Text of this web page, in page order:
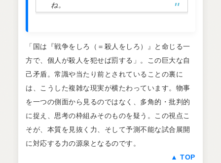
ね。
「国は『戦争をしろ（＝殺人をしろ）』と命じる一
方で、個人が殺人を犯せば罰する」。この巨大な自
己矛盾。常識や当たり前とされていることの裏に
は、こうした複雑な現実が横たわっています。物事
を一つの側面から見るのではなく、多角的・批判的
に捉え、思考の枠組みそのものを疑う。この視点こ
そが、本質を見抜く力、そして予測不能な試合展開
に対応する力の源泉となるのです。
▲ TOP